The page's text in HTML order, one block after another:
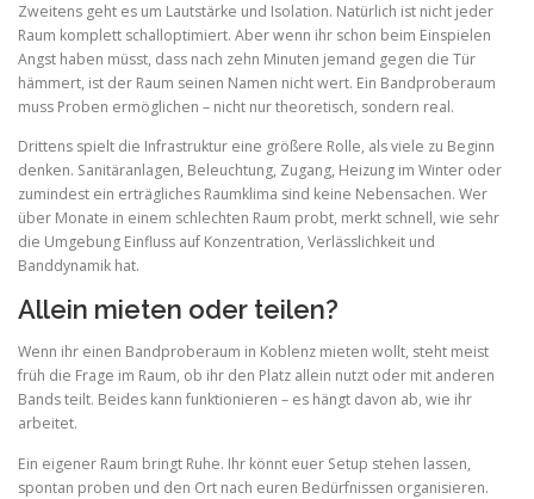
Zweitens geht es um Lautstärke und Isolation. Natürlich ist nicht jeder
Raum komplett schalloptimiert. Aber wenn ihr schon beim Einspielen
Angst haben müsst, dass nach zehn Minuten jemand gegen die Tür
hämmert, ist der Raum seinen Namen nicht wert. Ein Bandproberaum
muss Proben ermöglichen – nicht nur theoretisch, sondern real.
Drittens spielt die Infrastruktur eine größere Rolle, als viele zu Beginn
denken. Sanitäranlagen, Beleuchtung, Zugang, Heizung im Winter oder
zumindest ein erträgliches Raumklima sind keine Nebensachen. Wer
über Monate in einem schlechten Raum probt, merkt schnell, wie sehr
die Umgebung Einfluss auf Konzentration, Verlässlichkeit und
Banddynamik hat.
Allein mieten oder teilen?
Wenn ihr einen Bandproberaum in Koblenz mieten wollt, steht meist
früh die Frage im Raum, ob ihr den Platz allein nutzt oder mit anderen
Bands teilt. Beides kann funktionieren – es hängt davon ab, wie ihr
arbeitet.
Ein eigener Raum bringt Ruhe. Ihr könnt euer Setup stehen lassen,
spontan proben und den Ort nach euren Bedürfnissen organisieren.